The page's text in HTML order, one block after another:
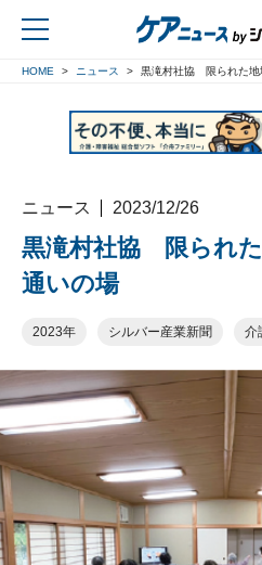
HOME ニュース 黒滝村社協 限られた地
ニュース 2023/12/26
黒滝村社協 限られ
通いの場
2023年 シルバー産業新聞 介